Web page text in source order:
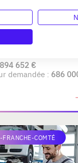
de
MAISON
894 652 €
demandée : 686
FRANCHE-COMTÉ